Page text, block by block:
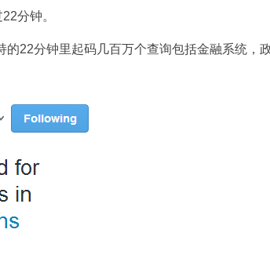
分钟。
22分钟里起码几百万个查询包括金融系统，